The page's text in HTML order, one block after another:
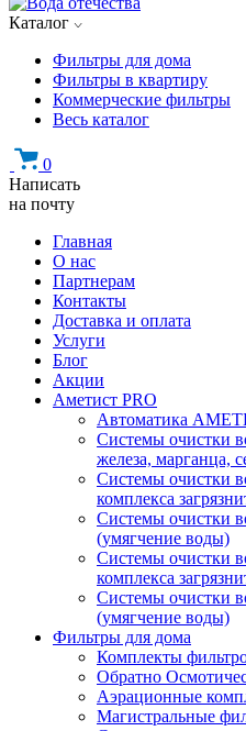
Каталог
Фильтры для дома
Фильтры в квартиру
Коммерческие фильтры
Весь каталог
0
Написать
на почту
Главная
О нас
Партнерам
Контакты
Доставка и оплата
Услуги
Блог
Акции
Аметист PRO
Автоматика
Системы очистки
железа, марганца,
Системы очистки
комплекса
Системы очистки
(умягчение воды)
Системы очистки
комплекса
Системы очистки
(умягчение воды)
Фильтры для дома
Комплекты
Обратно
Аэрационные
Магистральные